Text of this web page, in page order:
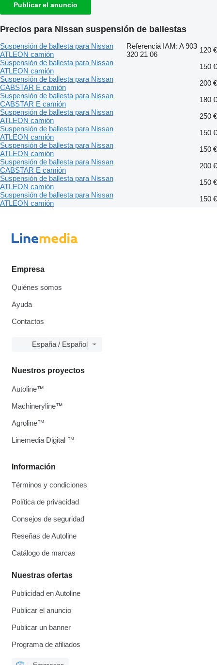
Publicar el anuncio
Precios para Nissan suspensión de ballestas
Suspensión de ballesta para Nissan
ATLEON camión
Referencia IAM: A 903
320 21 06
120 €
Suspensión de ballesta para Nissan
ATLEON camión
150 €
Suspensión de ballesta para Nissan
CABSTAR E camión
200 €
Suspensión de ballesta para Nissan
CABSTAR E camión
180 €
Suspensión de ballesta para Nissan
ATLEON camión
250 €
Suspensión de ballesta para Nissan
ATLEON camión
150 €
Suspensión de ballesta para Nissan
ATLEON camión
150 €
Suspensión de ballesta para Nissan
CABSTAR E camión
200 €
Suspensión de ballesta para Nissan
ATLEON camión
150 €
Suspensión de ballesta para Nissan
ATLEON camión
150 €
Empresa
Quiénes somos
Ayuda
Contactos
España / Español
Información
Términos y condiciones
Política de privacidad
Consejos de seguridad
Reseñas de Autoline
Catálogo de marcas
Nuestras ofertas
Publicidad en Autoline
Publicar el anuncio
Publicar un banner
Programa de afiliados
Nuestros proyectos
Autoline™
Machineryline™
Agroline™
Linemedia Digital ™